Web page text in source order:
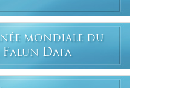
MONDIALE DU
FALUN DAFA